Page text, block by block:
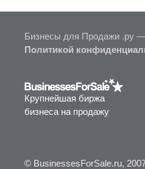
Бизнесы для Продажи .ру —
Политикой
Крупнейшая биржа
бизнеса на продажу
© BusinessesForSale.ru,